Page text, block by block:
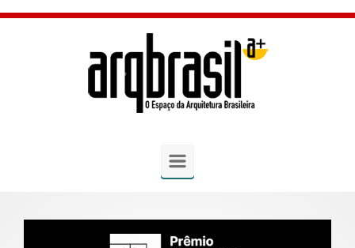
Skip to main content